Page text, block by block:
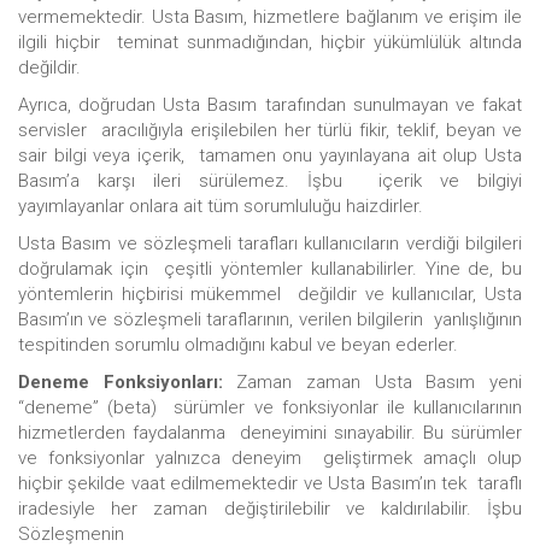
vermemektedir. Usta Basım, hizmetlere bağlanım ve erişim ile
ilgili hiçbir teminat sunmadığından, hiçbir yükümlülük altında
değildir.
Ayrıca, doğrudan Usta Basım tarafından sunulmayan ve fakat
servisler aracılığıyla erişilebilen her türlü fikir, teklif, beyan ve
sair bilgi veya içerik, tamamen onu yayınlayana ait olup Usta
Basım’a karşı ileri sürülemez. İşbu içerik ve bilgiyi
yayımlayanlar onlara ait tüm sorumluluğu haizdirler.
Usta Basım ve sözleşmeli tarafları kullanıcıların verdiği bilgileri
doğrulamak için çeşitli yöntemler kullanabilirler. Yine de, bu
yöntemlerin hiçbirisi mükemmel değildir ve kullanıcılar, Usta
Basım’ın ve sözleşmeli taraflarının, verilen bilgilerin yanlışlığının
tespitinden sorumlu olmadığını kabul ve beyan ederler.
Deneme Fonksiyonları: Zaman zaman Usta Basım yeni
“deneme” (beta) sürümler ve fonksiyonlar ile kullanıcılarının
hizmetlerden faydalanma deneyimini sınayabilir. Bu sürümler
ve fonksiyonlar yalnızca deneyim geliştirmek amaçlı olup
hiçbir şekilde vaat edilmemektedir ve Usta Basım’ın tek taraflı
iradesiyle her zaman değiştirilebilir ve kaldırılabilir. İşbu
Sözleşmenin